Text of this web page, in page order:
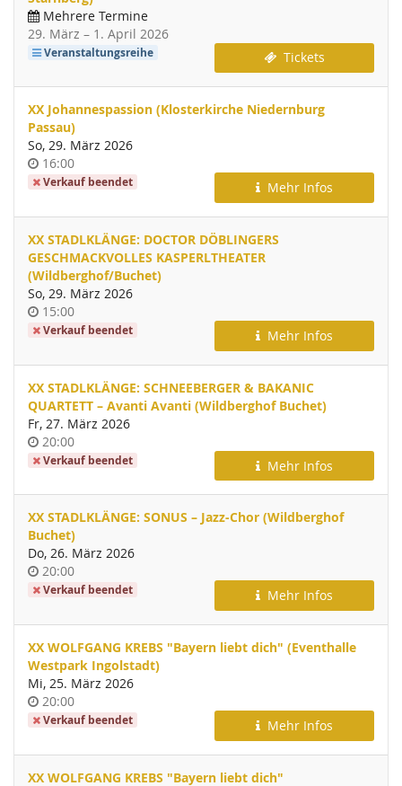
Mehrere Termine
29. März –bis1. April 2026
Veranstaltungsreihe Tickets
XX Johannespassion (Klosterkirche Niedernburg
Passau)
So, 29. März 2026
Uhrzeit
16:00
Verkauf beendet Mehr Infos
XX STADLKLÄNGE: DOCTOR DÖBLINGERS
GESCHMACKVOLLES KASPERLTHEATER
(Wildberghof/Buchet)
So, 29. März 2026
Uhrzeit
15:00
Verkauf beendet Mehr Infos
XX STADLKLÄNGE: SCHNEEBERGER & BAKANIC
QUARTETT – Avanti Avanti (Wildberghof Buchet)
Fr, 27. März 2026
Uhrzeit
20:00
Verkauf beendet Mehr Infos
XX STADLKLÄNGE: SONUS – Jazz-Chor (Wildberghof
Buchet)
Do, 26. März 2026
Uhrzeit
20:00
Verkauf beendet Mehr Infos
XX WOLFGANG KREBS "Bayern liebt dich" (Eventhalle
Westpark Ingolstadt)
Mi, 25. März 2026
Uhrzeit
20:00
Verkauf beendet Mehr Infos
XX WOLFGANG KREBS "Bayern liebt dich"